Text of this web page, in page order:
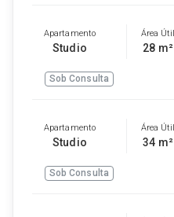
Apartamento
Studio
Área Útil
28 m²
Sob Consulta
Apartamento
Studio
Área Útil
34 m²
Sob Consulta